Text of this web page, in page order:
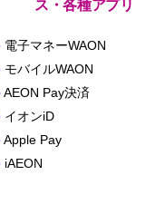
ス・各種アプリ
電子マネーWAON
モバイルWAON
AEON Pay決済
イオンiD
Apple Pay
iAEON